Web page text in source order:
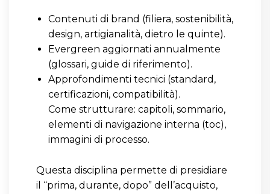
Contenuti di brand (filiera, sostenibilità,
design, artigianalità, dietro le quinte).
Evergreen aggiornati annualmente
(glossari, guide di riferimento).
Approfondimenti tecnici (standard,
certificazioni, compatibilità).
Come strutturare: capitoli, sommario,
elementi di navigazione interna (toc),
immagini di processo.
Questa disciplina permette di presidiare
il “prima, durante, dopo” dell’acquisto,